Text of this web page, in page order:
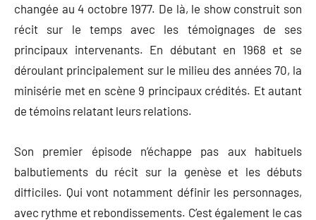
changée au 4 octobre 1977. De là, le show construit son
récit sur le temps avec les témoignages de ses
principaux intervenants. En débutant en 1968 et se
déroulant principalement sur le milieu des années 70, la
minisérie met en scène 9 principaux crédités. Et autant
de témoins relatant leurs relations.
Son premier épisode n’échappe pas aux habituels
balbutiements du récit sur la genèse et les débuts
difficiles. Qui vont notamment définir les personnages,
avec rythme et rebondissements. C’est également le cas